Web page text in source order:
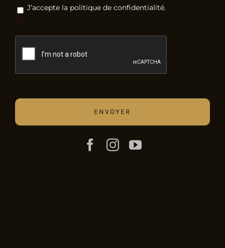
RGPD *
J’accepte la politique de confidentialité.
*